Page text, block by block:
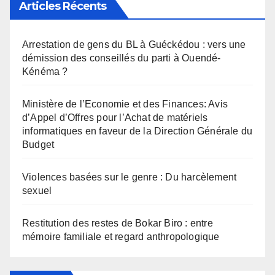
Articles Récents
Arrestation de gens du BL à Guéckédou : vers une
démission des conseillés du parti à Ouendé-
Kénéma ?
Ministère de l’Economie et des Finances: Avis
d’Appel d’Offres pour l’Achat de matériels
informatiques en faveur de la Direction Générale du
Budget
Violences basées sur le genre : Du harcèlement
sexuel
Restitution des restes de Bokar Biro : entre
mémoire familiale et regard anthropologique